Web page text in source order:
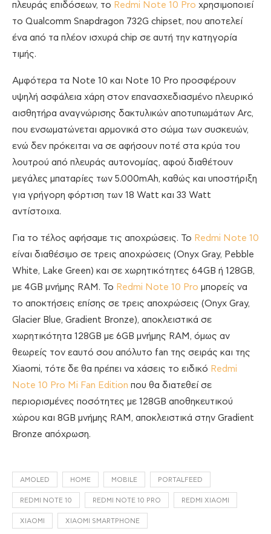
πλευράς επιδόσεων, το Redmi Note 10 Pro χρησιμοποιεί
το Qualcomm Snapdragon 732G chipset, που αποτελεί
ένα από τα πλέον ισχυρά chip σε αυτή την κατηγορία
τιμής.
Αμφότερα τα Note 10 και Note 10 Pro προσφέρουν
υψηλή ασφάλεια χάρη στον επανασχεδιασμένο πλευρικό
αισθητήρα αναγνώρισης δακτυλικών αποτυπωμάτων Arc,
που ενσωματώνεται αρμονικά στο σώμα των συσκευών,
ενώ δεν πρόκειται να σε αφήσουν ποτέ στα κρύα του
λουτρού από πλευράς αυτονομίας, αφού διαθέτουν
μεγάλες μπαταρίες των 5.000mAh, καθώς και υποστήριξη
για γρήγορη φόρτιση των 18 Watt και 33 Watt
αντίστοιχα.
Για το τέλος αφήσαμε τις αποχρώσεις. Το Redmi Note 10
είναι διαθέσιμο σε τρεις αποχρώσεις (Onyx Gray, Pebble
White, Lake Green) και σε χωρητικότητες 64GB ή 128GB,
με 4GB μνήμης RAM. Το Redmi Note 10 Pro μπορείς να
το αποκτήσεις επίσης σε τρεις αποχρώσεις (Onyx Gray,
Glacier Blue, Gradient Bronze), αποκλειστικά σε
χωρητικότητα 128GB με 6GB μνήμης RAM, όμως αν
θεωρείς τον εαυτό σου απόλυτο fan της σειράς και της
Xiaomi, τότε δε θα πρέπει να χάσεις το ειδικό Redmi
Note 10 Pro Mi Fan Edition που θα διατεθεί σε
περιορισμένες ποσότητες με 128GB αποθηκευτικού
χώρου και 8GB μνήμης RAM, αποκλειστικά στην Gradient
Bronze απόχρωση.
AMOLED HOME MOBILE PORTALFEED
REDMI NOTE 10 REDMI NOTE 10 PRO REDMI XIAOMI
XIAOMI XIAOMI SMARTPHONE